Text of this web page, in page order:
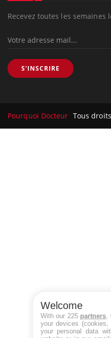
Recevez toutes les
S'INSCRIRE
Pourquoi Docteur Tous
Welcome
With our 225 partners
your devices
your personal data